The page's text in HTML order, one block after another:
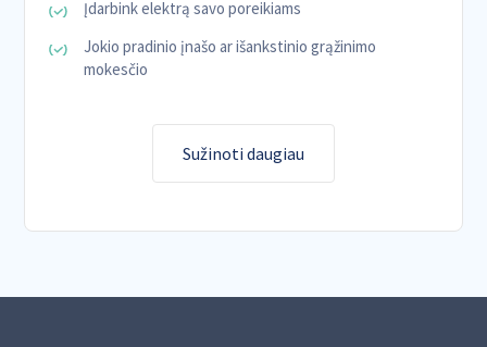
Įdarbink elektrą savo poreikiams
Jokio pradinio įnašo ar išankstinio grąžinimo
mokesčio
Sužinoti daugiau